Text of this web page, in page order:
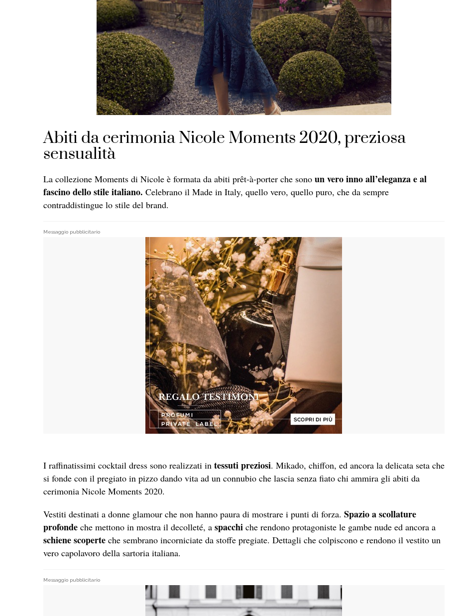
Abiti da cerimonia Nicole Moments 2020, preziosa
sensualità
La collezione Moments di Nicole è formata da abiti prêt-à-porter che sono un vero inno all’eleganza e al
fascino dello stile italiano. Celebrano il Made in Italy, quello vero, quello puro, che da sempre
contraddistingue lo stile del brand.
Messaggio pubblicitario
I raffinatissimi cocktail dress sono realizzati in tessuti preziosi. Mikado, chiffon, ed ancora la delicata seta che
si fonde con il pregiato in pizzo dando vita ad un connubio che lascia senza fiato chi ammira gli abiti da
cerimonia Nicole Moments 2020.
Vestiti destinati a donne glamour che non hanno paura di mostrare i punti di forza. Spazio a scollature
profonde che mettono in mostra il decolleté, a spacchi che rendono protagoniste le gambe nude ed ancora a
schienescoperte che sembrano incorniciate da stoffe pregiate. Dettagli che colpiscono e rendono il vestito un
vero capolavoro della sartoria italiana.
Messaggio pubblicitario